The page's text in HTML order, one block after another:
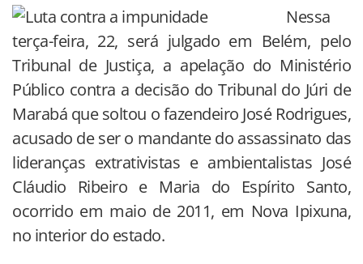
Nessa
terça-feira, 22, será julgado em Belém, pelo
Tribunal de Justiça, a apelação do Ministério
Público contra a decisão do Tribunal do Júri de
Marabá que soltou o fazendeiro José Rodrigues,
acusado de ser o mandante do assassinato das
lideranças extrativistas e ambientalistas José
Cláudio Ribeiro e Maria do Espírito Santo,
ocorrido em maio de 2011, em Nova Ipixuna,
no interior do estado.